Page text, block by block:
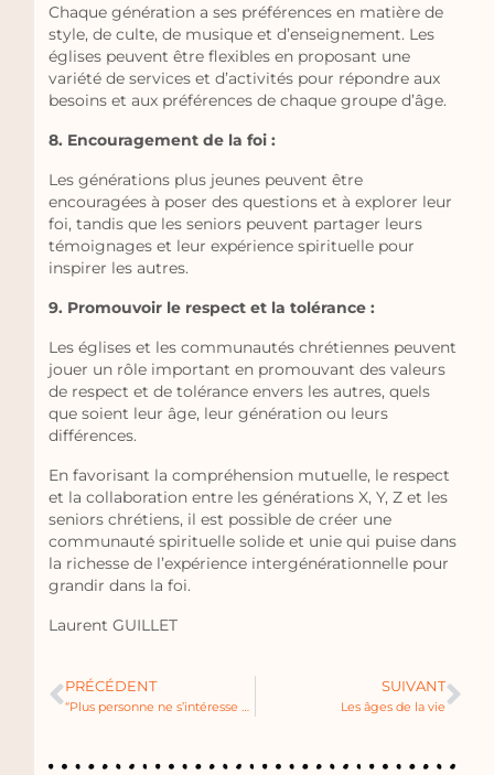
Chaque génération a ses préférences en matière de
style, de culte, de musique et d’enseignement. Les
églises peuvent être flexibles en proposant une
variété de services et d’activités pour répondre aux
besoins et aux préférences de chaque groupe d’âge.
8. Encouragement de la foi :
Les générations plus jeunes peuvent être
encouragées à poser des questions et à explorer leur
foi, tandis que les seniors peuvent partager leurs
témoignages et leur expérience spirituelle pour
inspirer les autres.
9. Promouvoir le respect et la tolérance :
Les églises et les communautés chrétiennes peuvent
jouer un rôle important en promouvant des valeurs
de respect et de tolérance envers les autres, quels
que soient leur âge, leur génération ou leurs
différences.
En favorisant la compréhension mutuelle, le respect
et la collaboration entre les générations X, Y, Z et les
seniors chrétiens, il est possible de créer une
communauté spirituelle solide et unie qui puise dans
la richesse de l’expérience intergénérationnelle pour
grandir dans la foi.
Laurent GUILLET
PRÉCÉDENT
“Plus personne ne s’intéresse à moi !”
SUIVANT
Les âges de la vie